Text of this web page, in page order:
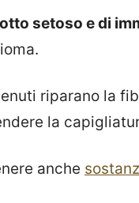
setoso e di
riparano la
la
anche